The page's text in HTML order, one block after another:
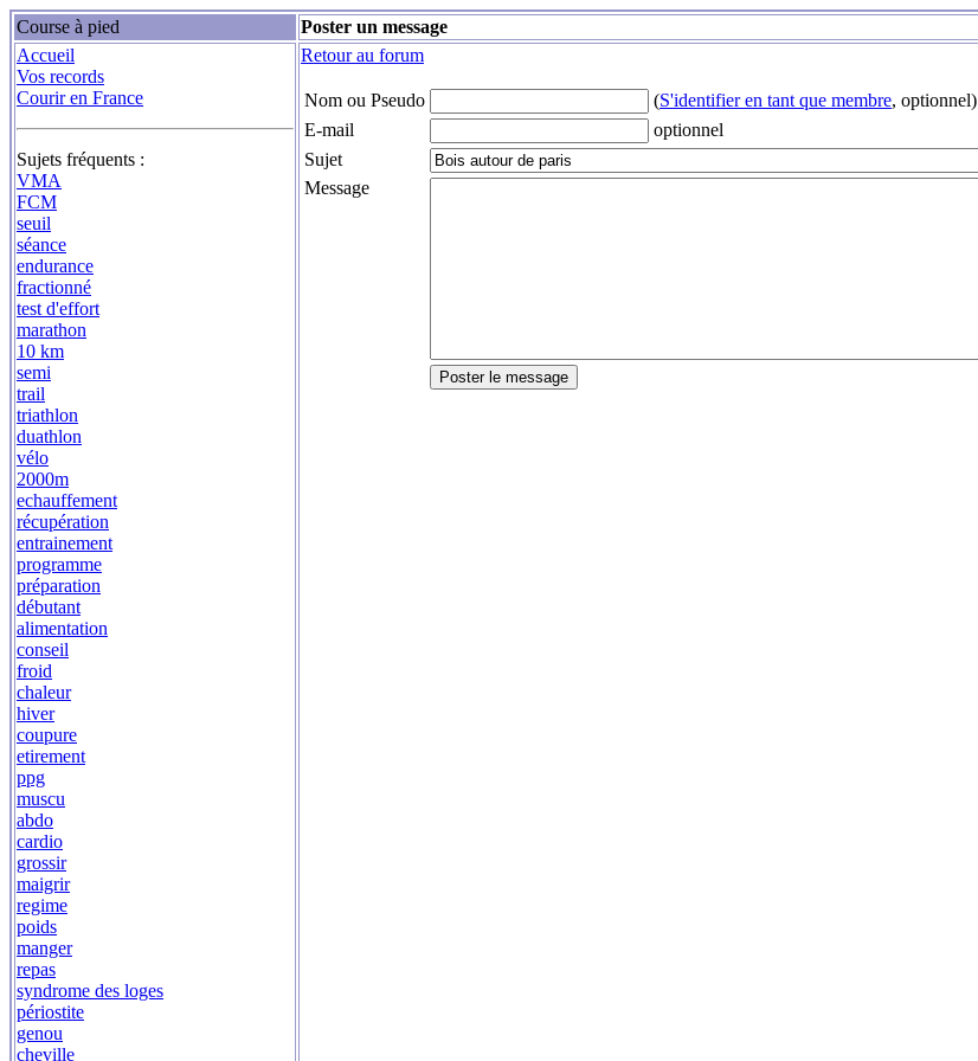
Course à pied
Poster un message
Accueil
Vos records
Courir en France
Sujets fréquents :
VMA
FCM
seuil
séance
endurance
fractionné
test d'effort
marathon
10 km
semi
trail
triathlon
duathlon
vélo
2000m
echauffement
récupération
entrainement
programme
préparation
débutant
alimentation
conseil
froid
chaleur
hiver
coupure
etirement
ppg
muscu
abdo
cardio
grossir
maigrir
regime
poids
manger
repas
syndrome des loges
périostite
genou
cheville
Retour au forum
Nom ou Pseudo (S'identifier en tant que membre, optionnel)
E-mail
optionnel
Sujet
Message